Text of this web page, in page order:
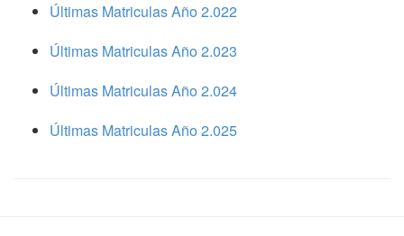
Últimas Matriculas Año 2.022
Últimas Matriculas Año 2.023
Últimas Matriculas Año 2.024
Últimas Matriculas Año 2.025